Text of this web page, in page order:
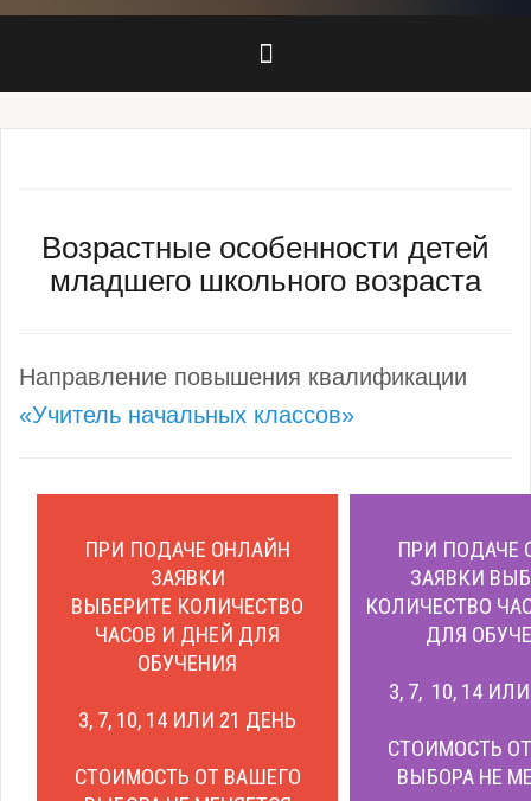
Возрастные особенности детей
младшего школьного возраста
Направление повышения квалификации
«Учитель начальных классов»
ПРИ ПОДАЧЕ ОНЛАЙН
ЗАЯВКИ
ВЫБЕРИТЕ КОЛИЧЕСТВО
ЧАСОВ И ДНЕЙ ДЛЯ
ОБУЧЕНИЯ
3, 7, 10, 14 ИЛИ 21 ДЕНЬ
СТОИМОСТЬ ОТ ВАШЕГО
ПРИ ПОДАЧЕ
ЗАЯВКИ
КОЛИЧЕСТВО
ДЛЯ
3, 7, 10, 14
СТОИМОСТЬ
ВЫБОРА НЕ